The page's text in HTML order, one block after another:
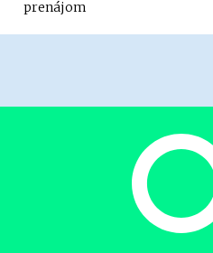
prenájom